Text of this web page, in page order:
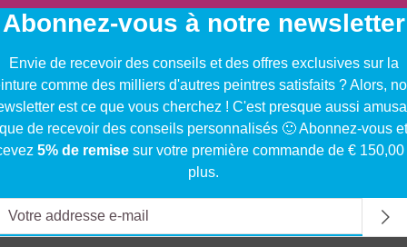
Abonnez-vous à notre newsletter
Envie de recevoir des conseils et des offres exclusives sur la
comme des milliers d'autres peintres satisfaits ? Alors,
est ce que vous cherchez ! C'est presque aussi
que de recevoir des conseils personnalisés 🙂 Abonnez-vous et
5% de remise sur votre première commande de € 150,00
plus.